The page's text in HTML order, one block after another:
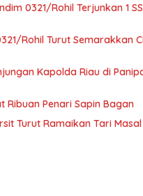
0321/Rohil Terjunkan 1
Rohil Turut Semarakkan
Kapolda Riau di
Ribuan Penari Sapin Bagan
Turut Ramaikan Tari